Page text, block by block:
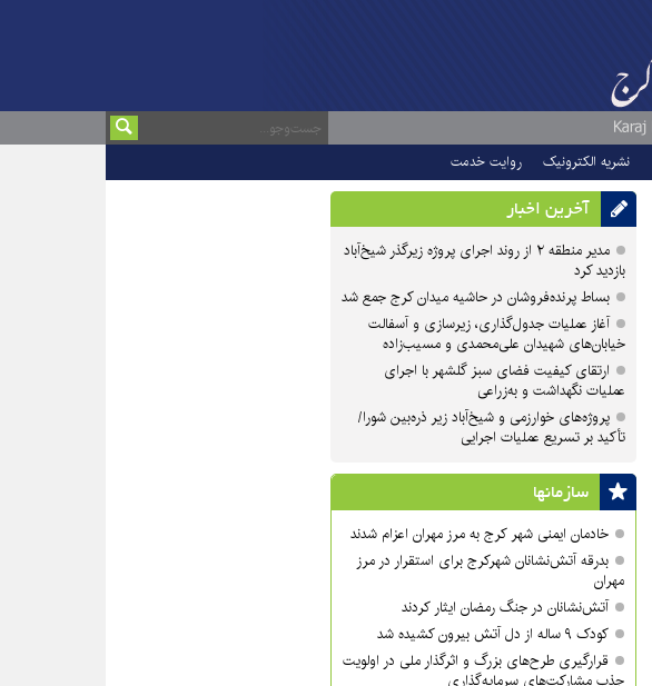
نشریه الکترونیک روایت خدمت
آخرین اخبار
مدیر منطقه ۲ از روند اجرای پروژه زیرگذر شیخ‌آباد
بازدید کرد
بساط پرنده‌فروشان در حاشیه میدان کرج جمع شد
آغاز عملیات جدول‌گذاری، زیرسازی و آسفالت
خیابان‌های شهیدان علی‌محمدی و مسیب‌زاده
ارتقای کیفیت فضای سبز گلشهر با اجرای
عملیات نگهداشت و به‌زراعی
پروژه‌های خوارزمی و شیخ‌آباد زیر ذره‌بین شورا/
تأکید بر تسریع عملیات اجرایی
سازمان‎ها
خادمان ایمنی شهر کرج به مرز مهران اعزام شدند
بدرقه آتش‌نشانان شهرکرج برای استقرار در مرز
مهران
آتش‌نشانان در جنگ رمضان ایثار کردند
کودک ۹ ساله از دل آتش بیرون کشیده شد
قرارگیری طرح‌های بزرگ و اثرگذار ملی در اولویت‌
جذب مشارکت‌های سرمایه‌گذاری